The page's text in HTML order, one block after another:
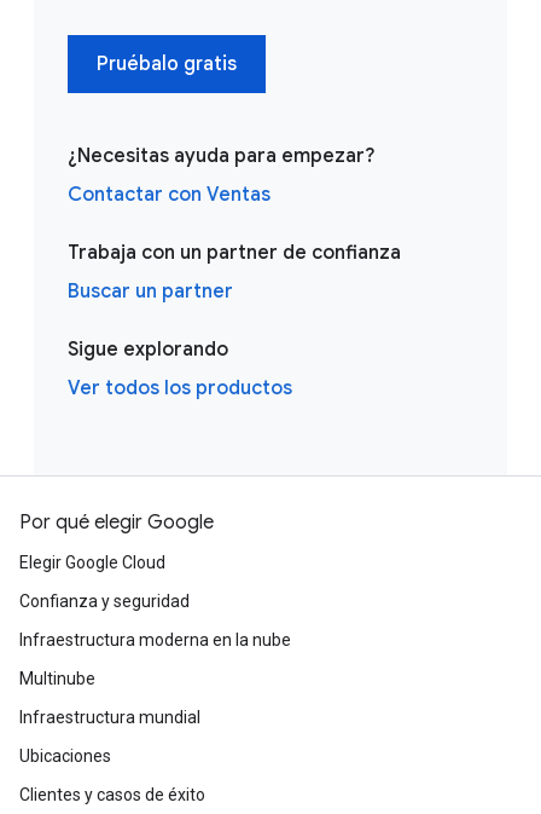
Pruébalo gratis
¿Necesitas ayuda para empezar?
Contactar con Ventas
Trabaja con un partner de confianza
Buscar un partner
Sigue explorando
Ver todos los productos
Por qué elegir Google
Elegir Google Cloud
Confianza y seguridad
Infraestructura moderna en la nube
Multinube
Infraestructura mundial
Ubicaciones
Clientes y casos de éxito